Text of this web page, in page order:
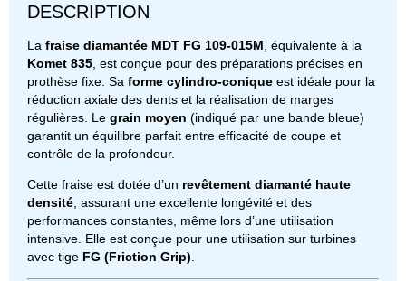
DESCRIPTION
La fraise diamantée MDT FG 109-015M , équivalente à la
Komet 835 , est conçue pour des préparations précises en
prothèse fixe. Sa forme cylindro-conique est idéale pour la
réduction axiale des dents et la réalisation de marges
régulières. Le grain moyen (indiqué par une bande bleue)
garantit un équilibre parfait entre efficacité de coupe et
contrôle de la profondeur.
Cette fraise est dotée d’un revêtement diamanté haute
densité , assurant une excellente longévité et des
performances constantes, même lors d’une utilisation
intensive. Elle est conçue pour une utilisation sur turbines
avec tige FG (Friction Grip)